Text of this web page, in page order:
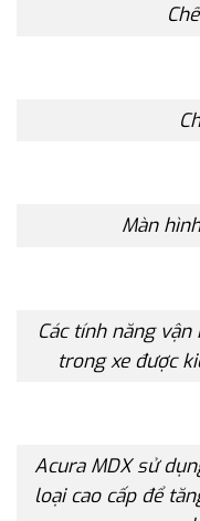
Màn
Các tính năng
trong xe được
Acura MDX sử
loại cao cấp để